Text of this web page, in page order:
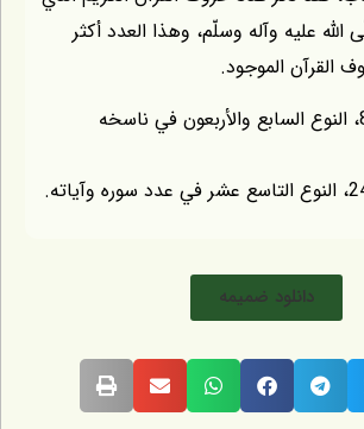
وسلّم، وهذا العدد أكثر
السابع والأربعون في ناسخه
ضمیمه